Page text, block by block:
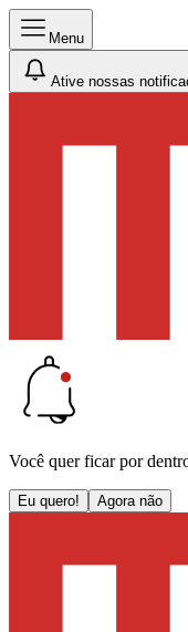
Menu
Ative nossas
Você quer ficar por
Eu quero! Agora não